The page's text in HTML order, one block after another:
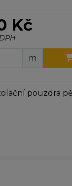
Kč
m
pouzdra